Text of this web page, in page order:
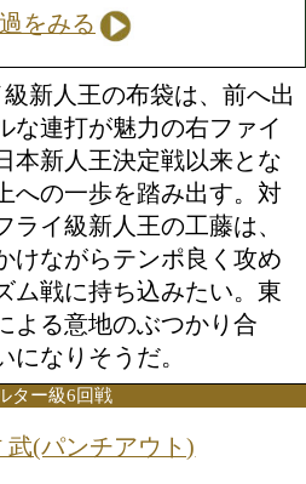
力差だけでなく、
も示したい一戦だ。
51.5kg契約6回戦
布袋 聖侑(大橋)
VS
工藤 晃大(D東保)
する